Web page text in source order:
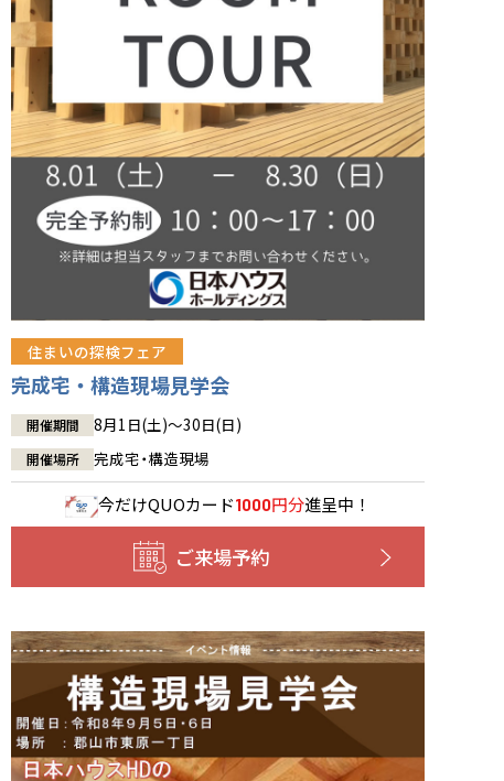
住まいの探検フェア
完成宅・構造現場見学会
開催期間 8月1日(土)～30日(日)
開催場所 完成宅・構造現場
今だけQUOカード1000円分進呈中！
ご来場予約